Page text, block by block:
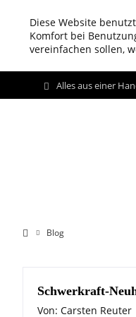
Diese Website
Komfort bei
vereinfachen sollen,
Alles aus einer
Blog
Schwerkraft-
Von: Carsten Reuter